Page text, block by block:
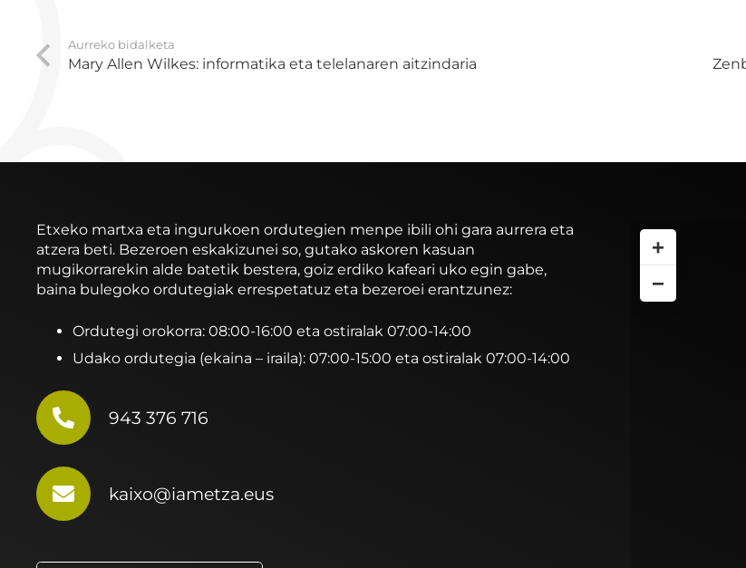
Aurreko bidalketa
Mary Allen Wilkes: informatika eta telelanaren aitzindaria
Etxeko martxa eta ingurukoen ordutegien menpe ibili ohi gara aurrera eta
atzera beti. Bezeroen eskakizunei so, gutako askoren kasuan
mugikorrarekin alde batetik bestera, goiz erdiko kafeari uko egin gabe,
baina bulegoko ordutegiak errespetatuz eta bezeroei erantzunez:
Ordutegi orokorra: 08:00-16:00 eta ostiralak 07:00-14:00
Udako ordutegia (ekaina – iraila): 07:00-15:00 eta ostiralak 07:00-14:00
943 376 716
kaixo@iametza.eus
+
−